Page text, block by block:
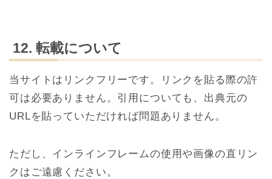
12. 転載について
当サイトはリンクフリーです。リンクを貼る際の許
可は必要ありません。引用についても、出典元の
URLを貼っていただければ問題ありません。
ただし、インラインフレームの使用や画像の直リン
クはご遠慮ください。